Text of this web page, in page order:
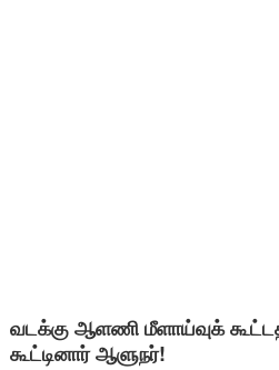
வடக்கு ஆளணி மீளாய்வுக்
கூட்டினார் ஆளுநர்!